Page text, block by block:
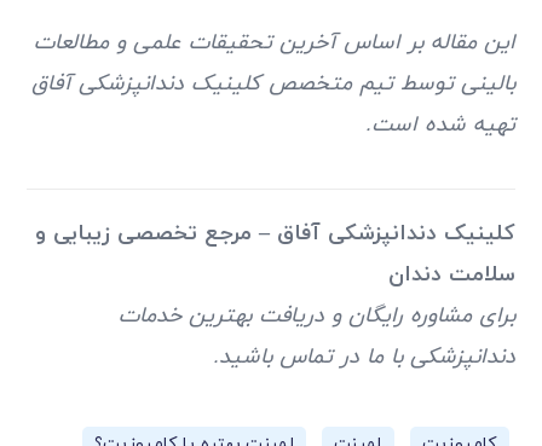
این مقاله بر اساس آخرین تحقیقات علمی و مطالعات
بالینی توسط تیم متخصص کلینیک دندانپزشکی آفاق
تهیه شده است.
کلینیک دندانپزشکی آفاق – مرجع تخصصی زیبایی و
سلامت دندان
برای مشاوره رایگان و دریافت بهترین خدمات
دندانپزشکی با ما در تماس باشید.